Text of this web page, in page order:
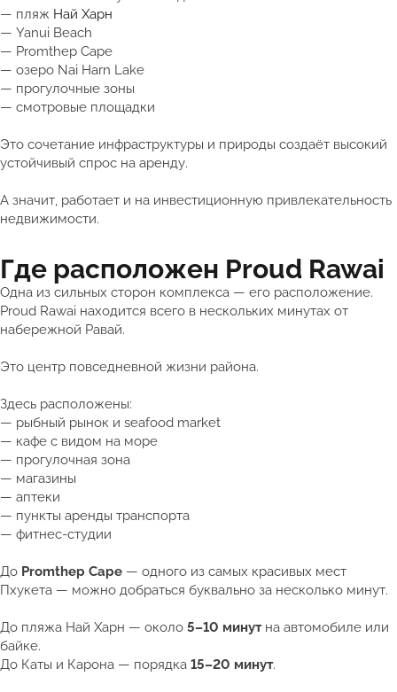
— пляж Най Харн
— Yanui Beach
— Promthep Cape
— озеро Nai Harn Lake
— прогулочные зоны
— смотровые площадки
Это сочетание инфраструктуры и природы создаёт высокий
устойчивый спрос на аренду.
А значит, работает и на инвестиционную привлекательность
недвижимости.
Где расположен Proud Rawai
Одна из сильных сторон комплекса — его расположение.
Proud Rawai находится всего в нескольких минутах от
набережной Равай.
Это центр повседневной жизни района.
Здесь расположены:
— рыбный рынок и seafood market
— кафе с видом на море
— прогулочная зона
— магазины
— аптеки
— пункты аренды транспорта
— фитнес-студии
До Promthep Cape — одного из самых красивых мест
Пхукета — можно добраться буквально за несколько минут.
До пляжа Най Харн — около 5–10 минутна автомобиле или
байке.
До Каты и Карона — порядка 15–20 минут.